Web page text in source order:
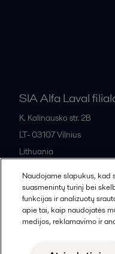
SIA Alfa Laval
K. Kalinausko str. 2B
LT- 03107Vilnius
Lithuania
All offices and
Naudojame slapukus, kad
suasmenintų turinį bei
funkcijas ir analizuotų
apie tai, kaip naudojatės
medijos, reklamavimo ir